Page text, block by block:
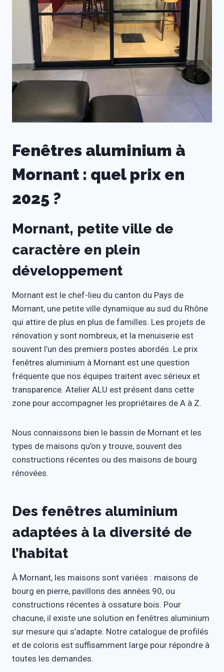
Fenêtres aluminium à
Mornant : quel prix en
2025 ?
Mornant, petite ville de
caractère en plein
développement
Mornant est le chef-lieu du canton du Pays de
Mornant, une petite ville dynamique au sud du Rhône
qui attire de plus en plus de familles. Les projets de
rénovation y sont nombreux, et la menuiserie est
souvent l’un des premiers postes abordés. Le prix
fenêtres aluminium à Mornant est une question
fréquente que nos équipes traitent avec sérieux et
transparence. Atelier ALU est présent dans cette
zone pour accompagner les propriétaires de A à Z.
Nous connaissons bien le bassin de Mornant et les
types de maisons qu’on y trouve, souvent des
constructions récentes ou des maisons de bourg
rénovées.
Des fenêtres aluminium
adaptées à la diversité de
l’habitat
À Mornant, les maisons sont variées : maisons de
bourg en pierre, pavillons des années 90, ou
constructions récentes à ossature bois. Pour
chacune, il existe une solution en fenêtres aluminium
sur mesure qui s’adapte. Notre catalogue de profilés
et de coloris est suffisamment large pour répondre à
toutes les demandes.